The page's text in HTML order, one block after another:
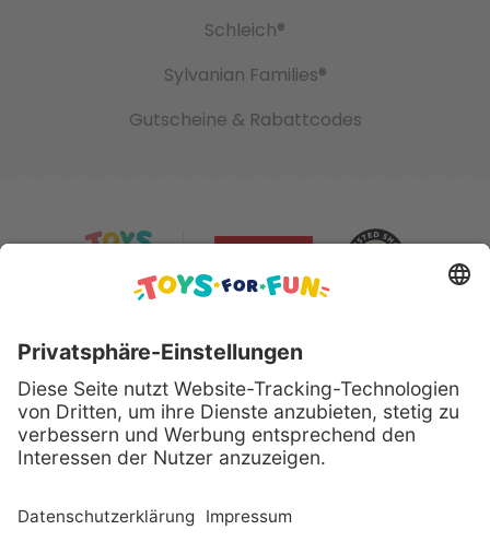
Schleich®
Sylvanian Families®
Gutscheine & Rabattcodes
Sicher bezahlen mit:
Alle genannten Produkte und Logos sind eingetragene